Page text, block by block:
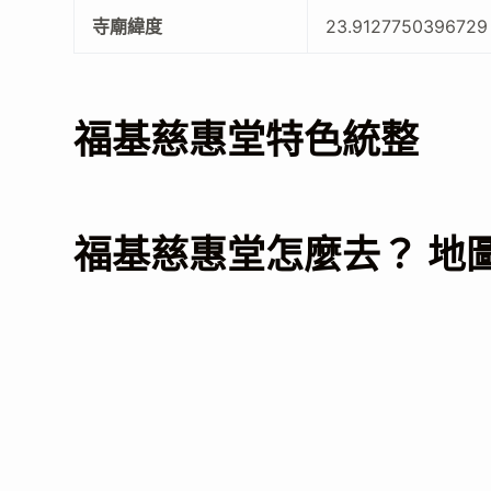
寺廟緯度 23.9127750396729
福基慈惠堂特色統整
福基慈惠堂怎麼去？ 地